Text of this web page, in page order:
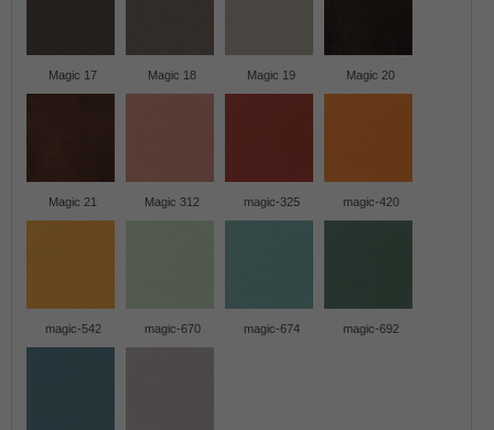
Magic 17 Magic 18 Magic 19 Magic 20
Magic 21 Magic 312 magic-325 magic-420
magic-542 magic-670 magic-674 magic-692